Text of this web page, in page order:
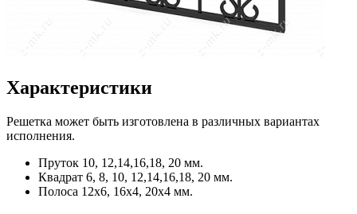
Характеристики
Решетка может быть изготовлена в различных вариантах
исполнения.
Пруток 10, 12,14,16,18, 20 мм.
Квадрат 6, 8, 10, 12,14,16,18, 20 мм.
Полоса 12x6, 16x4, 20x4 мм.